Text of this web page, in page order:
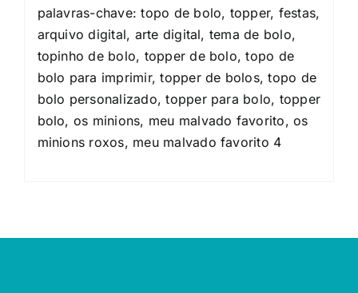
palavras-chave: topo de bolo, topper, festas,
arquivo digital, arte digital, tema de bolo,
topinho de bolo, topper de bolo, topo de
bolo para imprimir, topper de bolos, topo de
bolo personalizado, topper para bolo, topper
bolo, os minions, meu malvado favorito, os
minions roxos, meu malvado favorito 4